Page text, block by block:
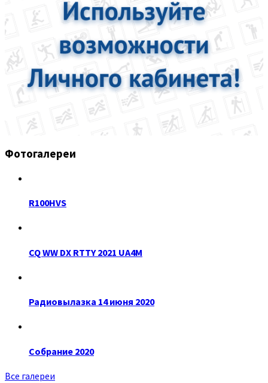
Фотогалереи
R100HVS
CQ WW DX RTTY 2021 UA4M
Радиовылазка 14 июня 2020
Собрание 2020
Все галереи